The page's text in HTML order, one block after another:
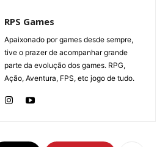
RPS Games
Apaixonado por games desde sempre,
tive o prazer de acompanhar grande
parte da evolução dos games. RPG,
Ação, Aventura, FPS, etc jogo de tudo.